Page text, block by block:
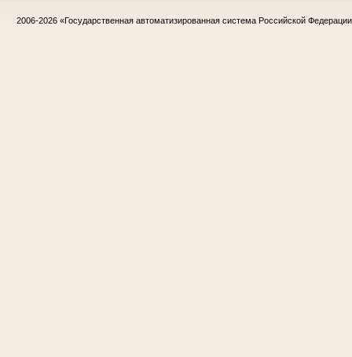
2006-2026 «Государственная автоматизированная система Российской